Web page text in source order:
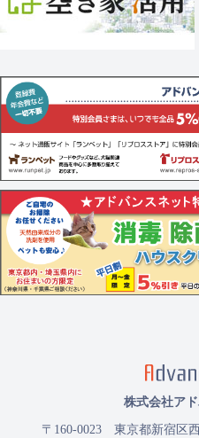
株式会社ア
〒160-0023 東京都新宿区